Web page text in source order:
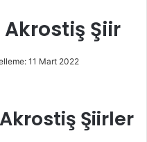
Şiir
11 Mart 2022
Şiirler